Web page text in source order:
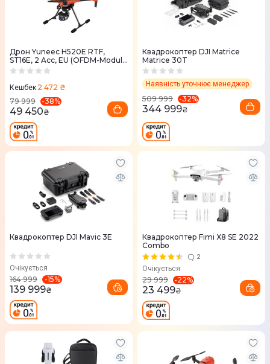
Дрон Yuneec H520E RTF,
ST16E, 2 Acc, EU (OFDM-Modul)
без камери YUNH520EEU
Кешбек 2 472 ₴
79 999
-38%
49 450₴
Квадрокоптер DJI Matrice
Matrice 30T
Наявність уточнює менеджер
509 999 -32%
344 999₴
Квадрокоптер DJI Mavic 3E
Очікується
164 999 -15%
139 999₴
Квадрокоптер Fimi X8 SE 2022
Combo
2
Очікується
29 999 -22%
23 499₴